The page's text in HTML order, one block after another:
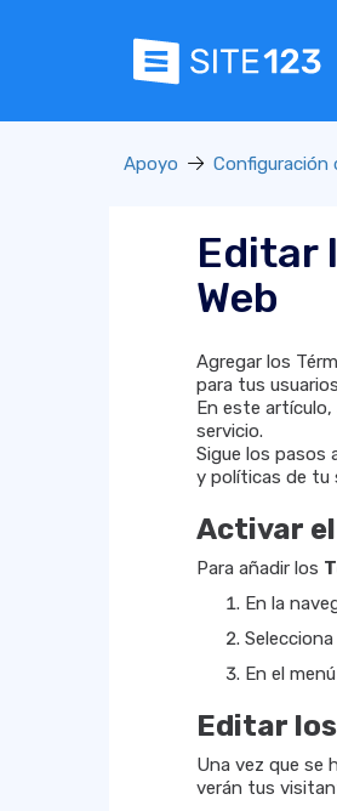
Apoyo Configuración
Editar
Web
Agregar los
para tus
En este
servicio.
Sigue los pasos
y políticas de tu
Activar el
Para añadir los
En la
Selecciona
En el
Editar
Una vez que se
verán tus